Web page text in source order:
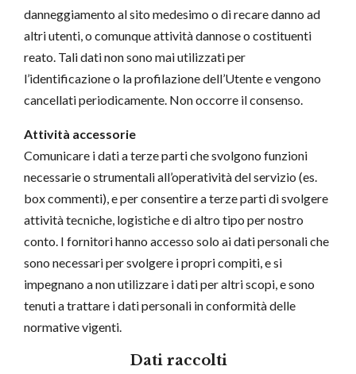
danneggiamento al sito medesimo o di recare danno ad
altri utenti, o comunque attività dannose o costituenti
reato. Tali dati non sono mai utilizzati per
l’identificazione o la profilazione dell’Utente e vengono
cancellati periodicamente. Non occorre il consenso.
Attività accessorie
Comunicare i dati a terze parti che svolgono funzioni
necessarie o strumentali all’operatività del servizio (es.
box commenti), e per consentire a terze parti di svolgere
attività tecniche, logistiche e di altro tipo per nostro
conto. I fornitori hanno accesso solo ai dati personali che
sono necessari per svolgere i propri compiti, e si
impegnano a non utilizzare i dati per altri scopi, e sono
tenuti a trattare i dati personali in conformità delle
normative vigenti.
Dati raccolti